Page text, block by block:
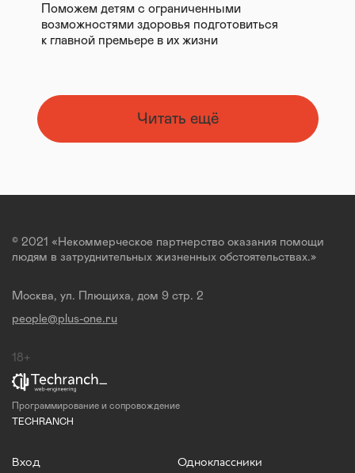
Поможем детям с ограниченными
возможностями здоровья подготовиться
к главной премьере в их жизни
Читать ещё
© 2021 «Некоммерческое партнерство оказания помощи
людям в затруднительных жизненных обстоятельствах.»
Москва, ул. Плющиха, дом 9 стр. 2
people@plus-one.ru
18+
Программирование и сопровождение
TECHRANCH
Вход
Одноклассники